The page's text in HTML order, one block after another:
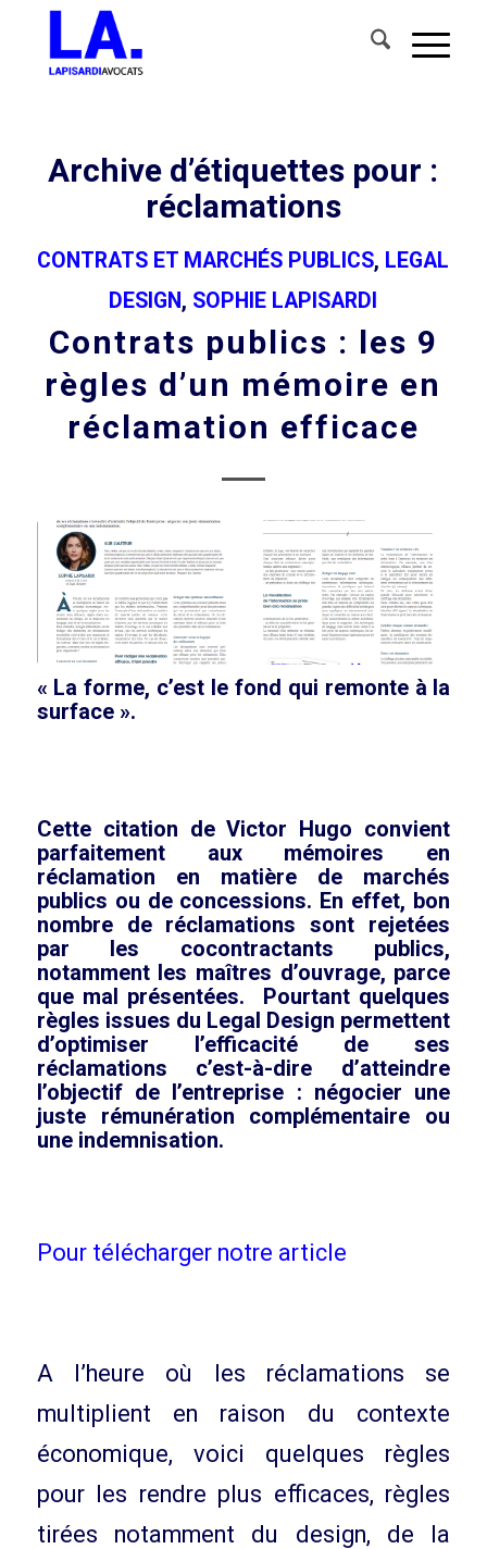
Archive d’étiquettes pour :
réclamations
CONTRATS ET MARCHÉS PUBLICS, LEGAL
DESIGN, SOPHIE LAPISARDI
Contrats publics : les 9
règles d’un mémoire en
réclamation efficace
« La forme, c’est le fond qui remonte à la
surface ».
Cette citation de Victor Hugo convient
parfaitement aux mémoires en
réclamation en matière de marchés
publics ou de concessions. En effet, bon
nombre de réclamations sont rejetées
par les cocontractants publics,
notamment les maîtres d’ouvrage, parce
que mal présentées. Pourtant quelques
règles issues du Legal Design permettent
d’optimiser l’efficacité de ses
réclamations c’est-à-dire d’atteindre
l’objectif de l’entreprise : négocier une
juste rémunération complémentaire ou
une indemnisation.
Pour télécharger notre article
A l’heure où les réclamations se
multiplient en raison du contexte
économique, voici quelques règles
pour les rendre plus efficaces, règles
tirées notamment du design, de la